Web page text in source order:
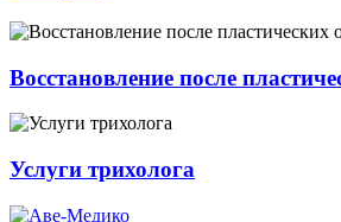
Восстановление после
Услуги трихолога